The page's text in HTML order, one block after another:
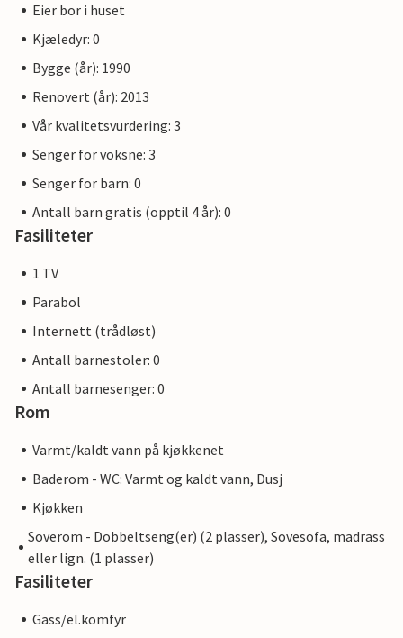
Eier bor i huset
Kjæledyr: 0
Bygge (år): 1990
Renovert (år): 2013
Vår kvalitetsvurdering: 3
Senger for voksne: 3
Senger for barn: 0
Antall barn gratis (opptil 4 år): 0
Fasiliteter
1 TV
Parabol
Internett (trådløst)
Antall barnestoler: 0
Antall barnesenger: 0
Rom
Varmt/kaldt vann på kjøkkenet
Baderom - WC: Varmt og kaldt vann, Dusj
Kjøkken
Soverom - Dobbeltseng(er) (2 plasser), Sovesofa, madrass
eller lign. (1 plasser)
Fasiliteter
Gass/el.komfyr